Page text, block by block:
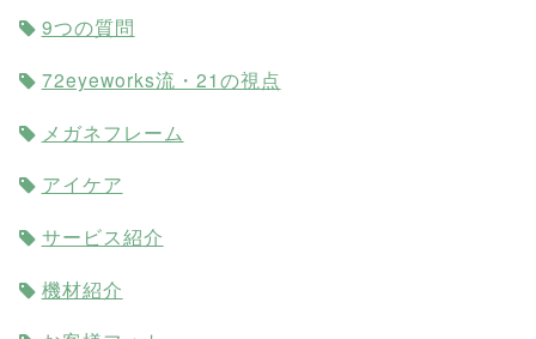
9つの質問
72eyeworks流・21の視点
メガネフレーム
アイケア
サービス紹介
機材紹介